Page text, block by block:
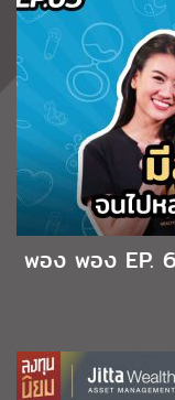
พอง พอง EP.